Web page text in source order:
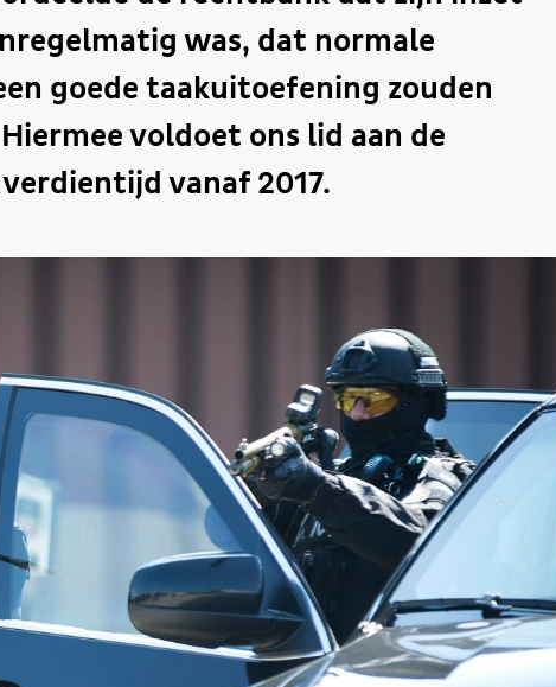
was, dat normale
goede taakuitoefening zouden
voldoet ons lid aan de
vanaf 2017.